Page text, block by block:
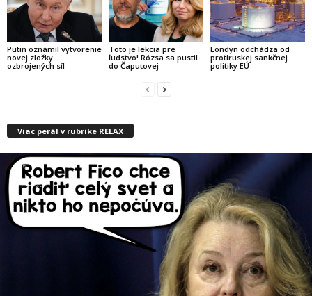
Putin oznámil vytvorenie
novej zložky
ozbrojených síl
Toto je lekcia pre
ľudstvo! Rózsa sa pustil
do Čaputovej
Londýn odchádza od
protiruskej sankčnej
politiky EÚ
Viac perál v rubrike RELAX